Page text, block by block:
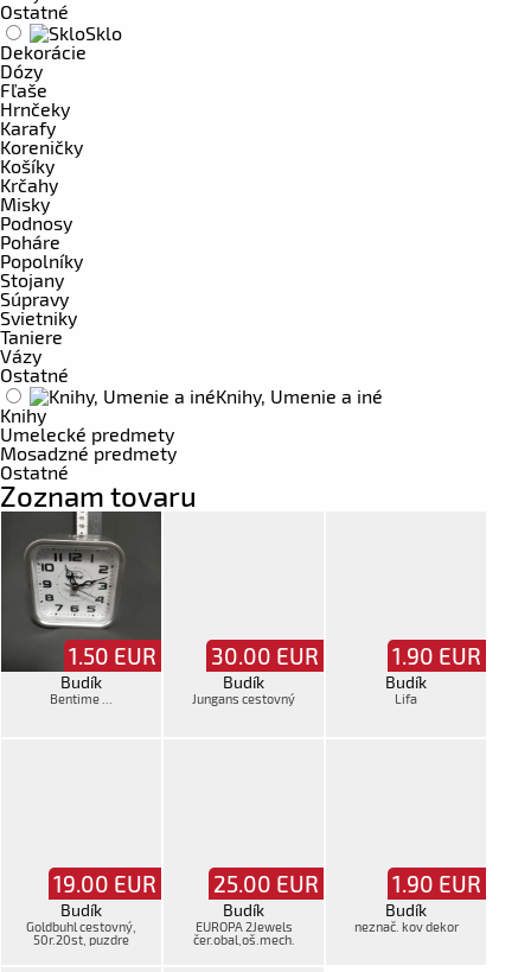
Ostatné
Sklo
Dekorácie
Dózy
Fľaše
Hrnčeky
Karafy
Koreničky
Košíky
Krčahy
Misky
Podnosy
Poháre
Popolníky
Stojany
Súpravy
Svietniky
Taniere
Vázy
Ostatné
Knihy, Umenie a iné
Knihy
Umelecké predmety
Mosadzné predmety
Ostatné
Zoznam tovaru
1.50 EUR
Budík
Bentime ...
30.00 EUR
Budík
Jungans cestovný
1.90 EUR
Budík
Lifa
19.00 EUR
Budík
Goldbuhl cestovný,
50r.20st, puzdre
25.00 EUR
Budík
EUROPA 2Jewels
čer.obal,oš.mech.
1.90 EUR
Budík
neznač. kov dekor